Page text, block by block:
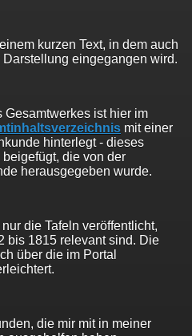
kurzen Text, in dem auch
eingegangen wird.
ist hier im
mit einer
hinterlegt - dieses
die von der
herausgegeben wurde.
die Tafeln veröffentlicht,
bis 1815 relevant sind. Die
über die im Portal
die mir mit in meiner